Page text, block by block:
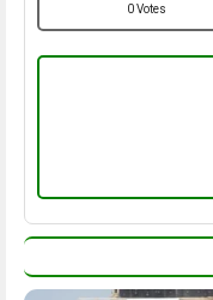
0 Votes